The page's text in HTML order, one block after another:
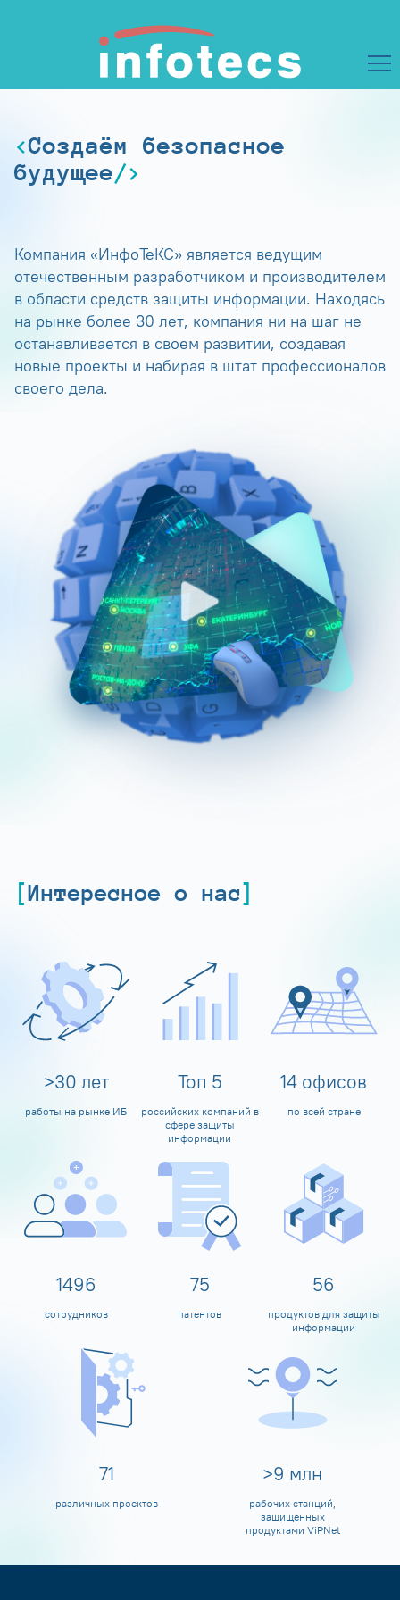
Создаём безопасное
будущее
Компания «ИнфоТеКС» является ведущим
отечественным разработчиком и производителем
в области средств защиты информации. Находясь
на рынке более 30 лет, компания ни на шаг не
останавливается в своем развитии, создавая
новые проекты и набирая в штат профессионалов
своего дела.
Интересное о нас
>30 лет
работы на рынке ИБ
Топ 5
российских компаний в
сфере защиты
информации
14 офисов
по всей стране
1600
сотрудников
80
патентов
60
продуктов для защиты
информации
80
различных проектов
>10 млн
рабочих станций,
защищенных
продуктами ViPNet